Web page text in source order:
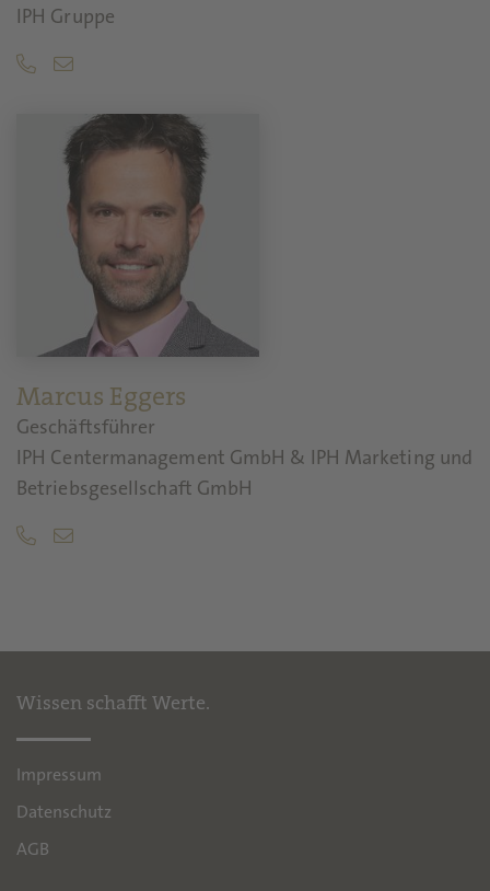
IPH Gruppe
Marcus Eggers
Geschäftsführer
IPH Centermanagement GmbH & IPH Marketing und
Betriebsgesellschaft GmbH
Wissen schafft Werte.
Impressum
Datenschutz
AGB